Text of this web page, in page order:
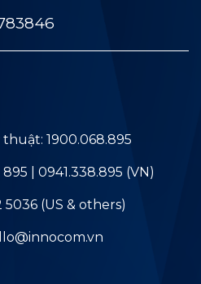
1900.068.895
| 0941.338.895 (VN)
5036 (US & others)